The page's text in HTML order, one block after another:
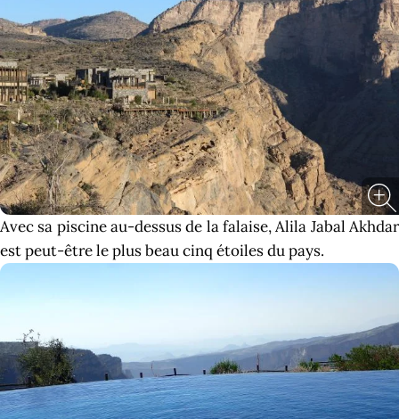
Avec sa piscine au-dessus de la falaise, Alila Jabal Akhdar
est peut-être le plus beau cinq étoiles du pays.